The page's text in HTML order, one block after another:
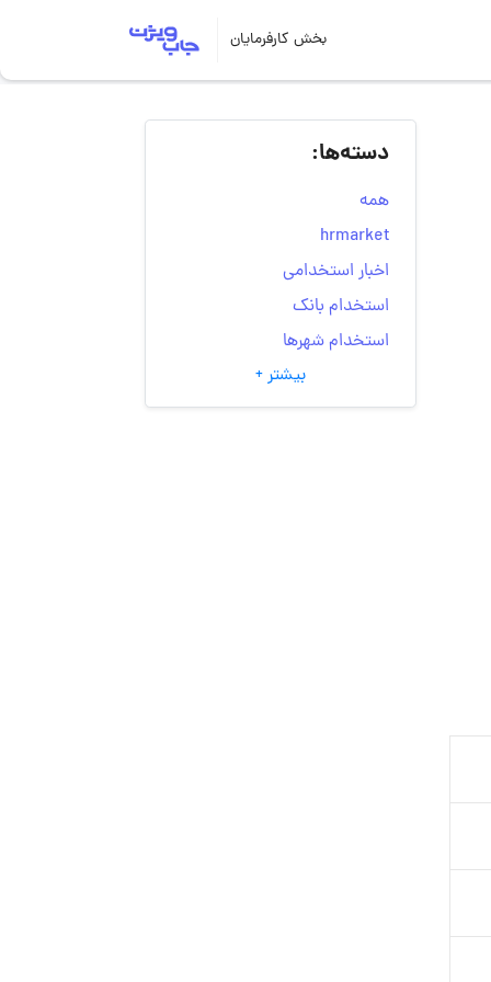
بخش کارفرمایان
دسته‌ها:
همه
hrmarket
اخبار استخدامی
استخدام بانک
استخدام شهرها
انتخاب مسیر شغلی
به‌روزرسانی‌های سایت
بیشتر +